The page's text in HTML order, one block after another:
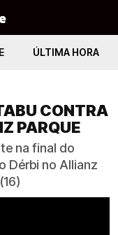
ÚLTIMA HORA
CONTRA
PARQUE
na final do
Dérbi no Allianz